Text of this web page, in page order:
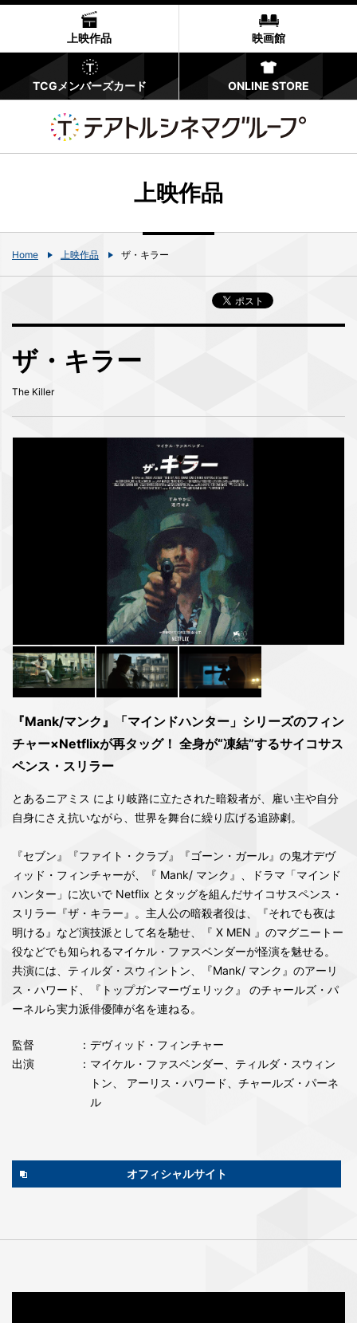
上映作品 映画館
TCGメンバーズカード ONLINE STORE
上映作品
Home 上映作品 ザ・キラー
ザ・キラー
The Killer
『Mank/マンク』「マインドハンター」シリーズのフィン
チャー×Netflixが再タッグ！ 全身が“凍結”するサイコサス
ペンス・スリラー
とあるニアミス により岐路に立たされた暗殺者が、雇い主や自分
自身にさえ抗いながら、世界を舞台に繰り広げる追跡劇。
『セブン』『ファイト・クラブ』『ゴーン・ガール』の鬼才デヴ
ィッド・フィンチャーが、『 Mank/ マンク』、ドラマ「マインド
ハンター」に次いで Netflix とタッグを組んだサイコサスペンス・
スリラー『ザ・キラー』。主人公の暗殺者役は、『それでも夜は
明ける』など演技派として名を馳せ、『 X MEN 』のマグニートー
役などでも知られるマイケル・ファスベンダーが怪演を魅せる。
共演には、ティルダ・スウィントン、『Mank/ マンク』のアーリ
ス・ハワード、『トップガンマーヴェリック』 のチャールズ・パ
ーネルら実力派俳優陣が名を連ねる。
監督
：デヴィッド・フィンチャー
出演
：マイケル・ファスベンダー、ティルダ・スウィン
トン、 アーリス・ハワード、チャールズ・パーネ
ル
オフィシャルサイト